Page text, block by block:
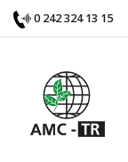
0 242 324 13 15